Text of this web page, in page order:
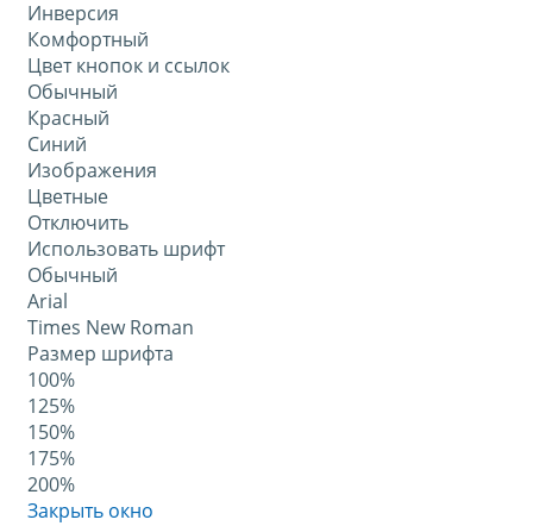
Инверсия
Комфортный
Цвет кнопок и ссылок
Обычный
Красный
Синий
Изображения
Цветные
Отключить
Использовать шрифт
Обычный
Arial
Times New Roman
Размер шрифта
100%
125%
150%
175%
200%
Закрыть окно